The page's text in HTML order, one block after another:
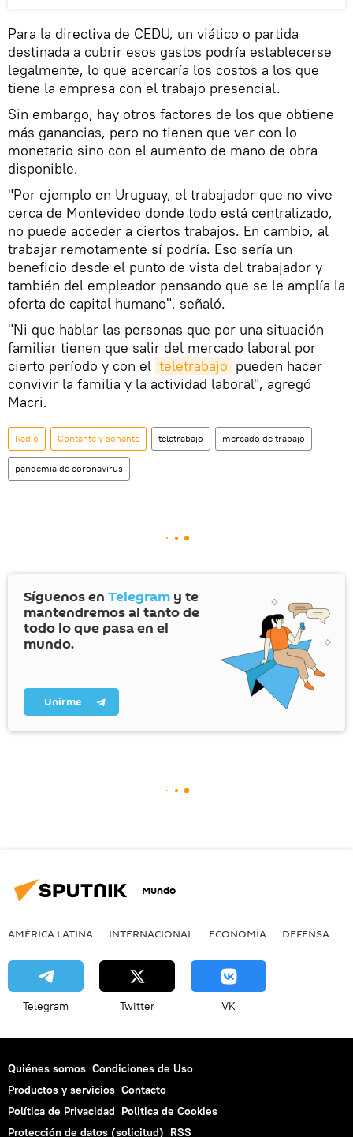
Para la directiva de CEDU, un viático o partida
destinada a cubrir esos gastos podría establecerse
legalmente, lo que acercaría los costos a los que
tiene la empresa con el trabajo presencial.
Sin embargo, hay otros factores de los que obtiene
más ganancias, pero no tienen que ver con lo
monetario sino con el aumento de mano de obra
disponible.
"Por ejemplo en Uruguay, el trabajador que no vive
cerca de Montevideo donde todo está centralizado,
no puede acceder a ciertos trabajos. En cambio, al
trabajar remotamente sí podría. Eso sería un
beneficio desde el punto de vista del trabajador y
también del empleador pensando que se le amplía la
oferta de capital humano", señaló.
"Ni que hablar las personas que por una situación
familiar tienen que salir del mercado laboral por
cierto período y con el teletrabajo pueden hacer
convivir la familia y la actividad laboral", agregó
Macri.
Radio Contante y sonante teletrabajo mercado de trabajo
pandemia de coronavirus
Síguenos en Telegram y te
mantendremos al tanto de
todo lo que pasa en el
mundo.
Unirme
Mundo
AMÉRICA LATINA INTERNACIONAL ECONOMÍA DEFENSA
Telegram Twitter VK
Quiénes somos Condiciones de Uso
Productos y servicios Contacto
Política de Privacidad Politica de Cookies
Protección de datos (solicitud) RSS